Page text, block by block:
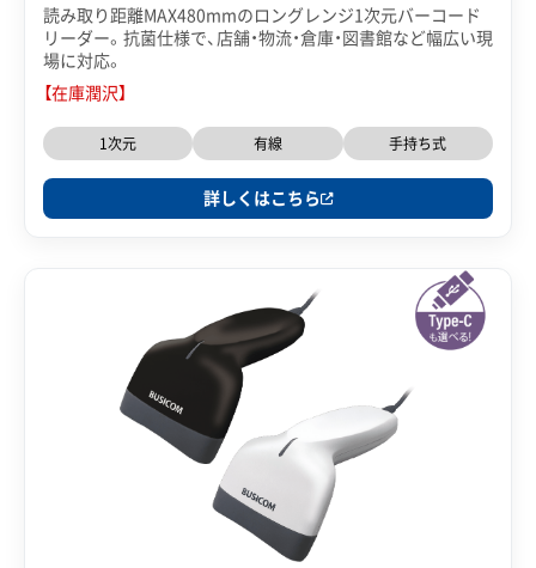
読み取り距離MAX480mmのロングレンジ1次元バーコード
リーダー。抗菌仕様で、店舗・物流・倉庫・図書館など幅広い現
場に対応。
【在庫潤沢】
1次元 有線 手持ち式
詳しくはこちら